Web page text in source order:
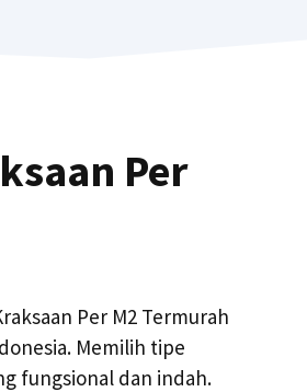
Per
Per M2 Termurah
Memilih tipe
fungsional dan indah.